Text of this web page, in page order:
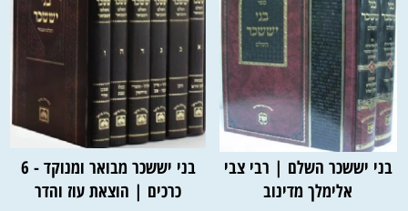
בני יששכר השלם | רבי צבי
אלימלך מדינוב
בני יששכר מבואר ומנוקד - 6
כרכים | הוצאת עוז והדר